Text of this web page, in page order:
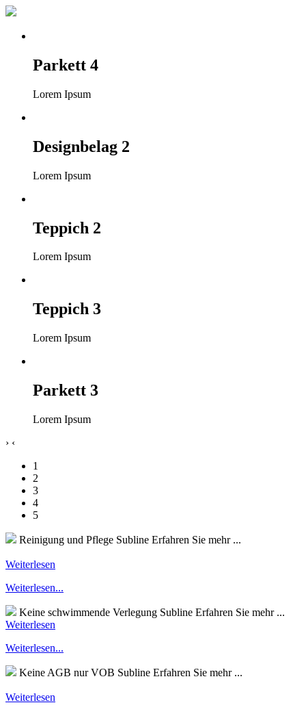
Parkett 4
Lorem Ipsum
Designbelag 2
Lorem Ipsum
Teppich 2
Lorem Ipsum
Teppich 3
Lorem Ipsum
Parkett 3
Lorem Ipsum
› ‹
1
2
3
4
5
Reinigung und Pflege Subline Erfahren Sie mehr ...
Weiterlesen
Weiterlesen...
Keine schwimmende Verlegung Subline Erfahren Sie mehr ...
Weiterlesen
Weiterlesen...
Keine AGB nur VOB Subline Erfahren Sie mehr ...
Weiterlesen